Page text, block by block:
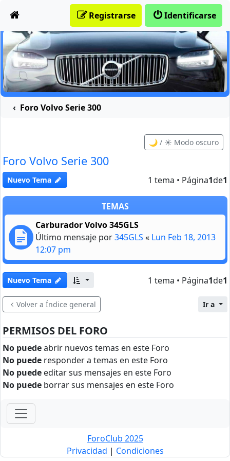
Identificarse
Registrarse
Foro Volvo Serie 300
🌙 / ☀️ Modo oscuro
Foro Volvo Serie 300
Nuevo Tema 1 tema • Página1de1
TEMAS
Carburador Volvo 345GLS
Último mensaje por345GLS « Lun Feb 18, 2013
12:07 pm
Nuevo Tema 1 tema • Página1de1
Volver a Índice general Ir a
PERMISOS DEL FORO
No puedeabrir nuevos temas en este Foro
No puede responder a temas en este Foro
No puede editar sus mensajes en este Foro
No puede borrar sus mensajes en este Foro
ForoClub 2025
Privacidad | Condiciones